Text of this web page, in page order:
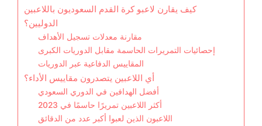
كيف يقارن لاعبو كرة القدم السعوديون باللاعبين
الدوليين؟
مقارنة معدلات تسجيل الأهداف
إحصائيات التمريرات الحاسمة مقابل الدوريات الكبرى
المقاييس الدفاعية عبر الدوريات
أي اللاعبين يتصدرون مقاييس الأداء؟
أفضل الهدافين في الدوري السعودي
أكثر اللاعبين تمريرًا حاسمًا في 2023
اللاعبون الذين لعبوا أكبر عدد من الدقائق